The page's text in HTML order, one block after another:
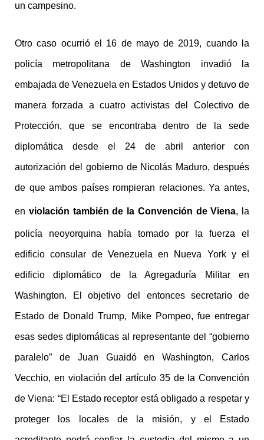
un campesino.
Otro caso ocurrió el 16 de mayo de 2019, cuando la
policía metropolitana de Washington invadió la
embajada de Venezuela en Estados Unidos y detuvo de
manera forzada a cuatro activistas del Colectivo de
Protección, que se encontraba dentro de la sede
diplomática desde el 24 de abril anterior con
autorización del gobierno de Nicolás Maduro, después
de que ambos países rompieran relaciones.Ya antes,
en violación también de la Convención de Viena, la
policía neoyorquina había tomado por la fuerza el
edificio consular de Venezuela en Nueva York y el
edificio diplomático de la Agregaduría Militar en
Washington. El objetivo del entonces secretario de
Estado de Donald Trump, Mike Pompeo, fue entregar
esas sedes diplomáticas al representante del “gobierno
paralelo” de Juan Guaidó en Washington, Carlos
Vecchio, en violación del artículo 35 de la Convención
de Viena: “El Estado receptor está obligado a respetar y
proteger los locales de la misión, y el Estado